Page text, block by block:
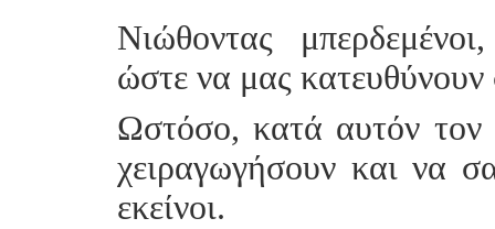
Νιώθοντας
ώστε να μας κατευθύνουν
Ωστόσο, κατά αυτόν τον
χειραγωγήσουν και να
εκείνοι.